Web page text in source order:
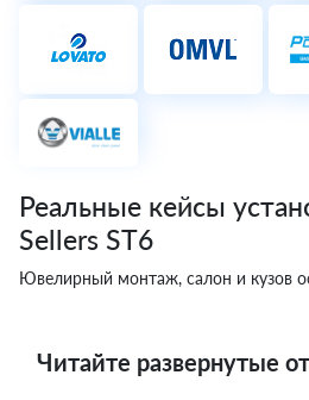
Реальные кейсы
Sellers ST6
Ювелирный монтаж, салон и кузов
Читайте развернутые